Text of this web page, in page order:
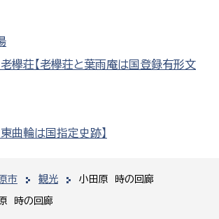
市 観光 小田原 時の回廊
時の回廊
老欅荘【老欅荘と葉雨庵は国登録有形文
曲輪は国指定史跡】